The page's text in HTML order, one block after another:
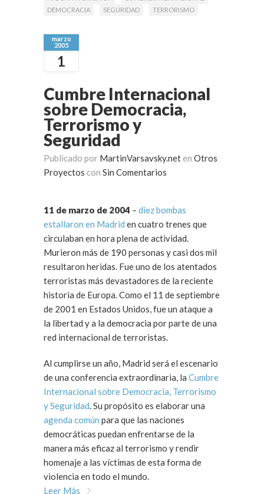
DEMOCRACIA
SEGURIDAD TERRORISMO
marzo
2005
1
Cumbre Internacional
sobre Democracia,
Terrorismo y
Seguridad
Publicado por MartinVarsavsky.net en Otros
Proyectos con Sin Comentarios
11 de marzo de 2004 – diez bombas
estallaron en Madrid en cuatro trenes que
circulaban en hora plena de actividad.
Murieron más de 190 personas y casi dos mil
resultaron heridas. Fue uno de los atentados
terroristas más devastadores de la reciente
historia de Europa. Como el 11 de septiembre
de 2001 en Estados Unidos, fue un ataque a
la libertad y a la democracia por parte de una
red internacional de terroristas.
Al cumplirse un año, Madrid será el escenario
de una conferencia extraordinaria, la Cumbre
Internacional sobre Democracia, Terrorismo
y Seguridad. Su propósito es elaborar una
agenda común para que las naciones
democráticas puedan enfrentarse de la
manera más eficaz al terrorismo y rendir
homenaje a las víctimas de esta forma de
violencia en todo el mundo.
Leer Más